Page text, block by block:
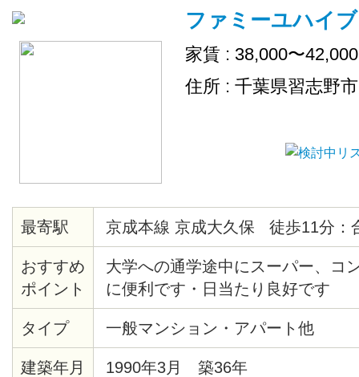
ファミーユハイ
家賃 : 38,000〜
住所 : 千葉県習志野
最寄駅 京成本線 京成大久保 徒歩11分：
おすすめ
ポイント
大学への通学途中にスーパー、コ
に便利です・日当たり良好です
タイプ 一般マンション・アパート他
建築年月 1990年3月 築36年